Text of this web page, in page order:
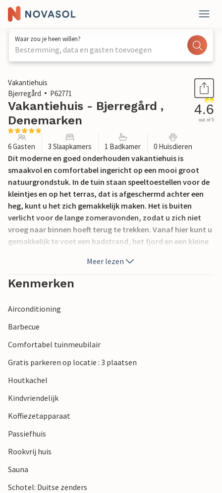
Waar zou je heen willen?
Bestemming, data en gasten toevoegen
1 / 28
Vakantiehuis
Bjerregård
P62771
Vakantiehuis - Bjerregård ,
Denemarken
4.6
out of 5
6 Gasten 3 Slaapkamers 1 Badkamer 0 Huisdieren
Dit moderne en goed onderhouden vakantiehuis is
smaakvol en comfortabel ingericht op een mooi groot
natuurgrondstuk. In de tuin staan speeltoestellen voor de
kleintjes en op het terras, dat is afgeschermd achter een
heg, kunt u het zich gemakkelijk maken. Het is buiten
verlicht voor de lange zomeravonden, zodat u zich niet
vroeg naar binnen hoeft terug te trekken. Vanaf hier kunt u
gemakkelijk te voet een badstrand, het fjord en een kleine
lange wandelingen langs het strand of door het ongerepte
duinlandschap.
Meer lezen
Kenmerken
Airconditioning
Barbecue
Comfortabel tuinmeubilair
Gratis parkeren op locatie : 3 plaatsen
Houtkachel
Kindvriendelijk
Koffiezetapparaat
Passiefhuis
Rookvrij huis
Sauna
Schotel: Duitse zenders